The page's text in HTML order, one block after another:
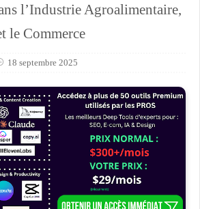
l’Industrie Agroalimentaire,
le Commerce
18 septembre 2025